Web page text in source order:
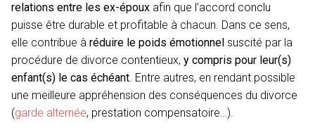
relations entre les ex-époux afin que l’accord conclu
puisse être durable et profitable à chacun. Dans ce sens,
elle contribue à réduire le poids émotionnel suscité par la
procédure de divorce contentieux, y compris pour leur(s)
enfant(s) le cas échéant. Entre autres, en rendant possible
une meilleure appréhension des conséquences du divorce
(garde alternée, prestation compensatoire…).